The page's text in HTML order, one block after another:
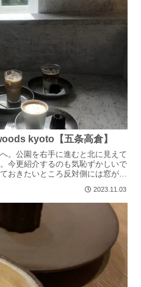
kyoto【五条高倉】
。公園を右手に進むと北に見えて
今更紹介するのも気恥ずかしいで
おきたいところ反対側には窓があ
2023.11.03